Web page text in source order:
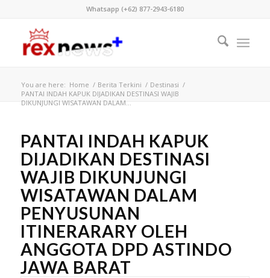
Whatsapp (+62) 877-2943-6180
You are here: Home / Berita Terkini / Destinasi /
PANTAI INDAH KAPUK DIJADIKAN DESTINASI WAJIB
DIKUNJUNGI WISATAWAN DALAM...
PANTAI INDAH KAPUK
DIJADIKAN DESTINASI
WAJIB DIKUNJUNGI
WISATAWAN DALAM
PENYUSUNAN
ITINERARARY OLEH
ANGGOTA DPD ASTINDO
JAWA BARAT